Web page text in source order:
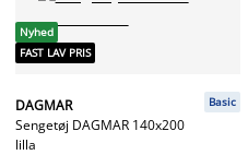
Nyhed
FAST LAV PRIS
DAGMAR
Sengetøj DAGMAR 140x200
lilla
Basic